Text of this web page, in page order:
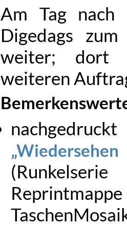
Am Tag nach
Digedags
weiter; dort
weiteren